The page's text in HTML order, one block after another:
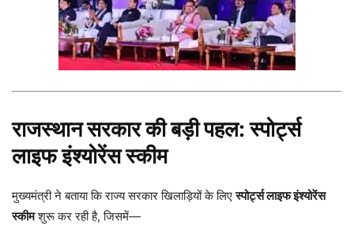
राजस्थान सरकार की बड़ी पहल: स्पोर्ट्स
लाइफ इंश्योरेंस स्कीम
मुख्यमंत्री ने बताया कि राज्य सरकार खिलाड़ियों के लिएस्पोर्ट्स लाइफ इंश्योरेंस
स्कीमशुरू कर रही है, जिसमें—